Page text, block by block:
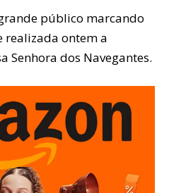
público marcando
realizada ontem a
Senhora dos Navegantes.